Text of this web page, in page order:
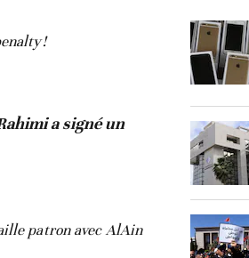
a signé un
patron avec AlAin